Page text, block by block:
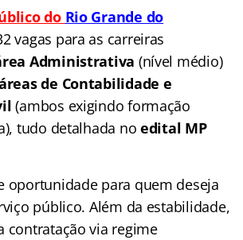
do Rio Grande do
vagas para as carreiras
Administrativa (nível médio)
de Contabilidade e
(ambos exigindo formação
tudo detalhada noedital MP
oportunidade para quem deseja
público. Além da estabilidade,
contratação via regime